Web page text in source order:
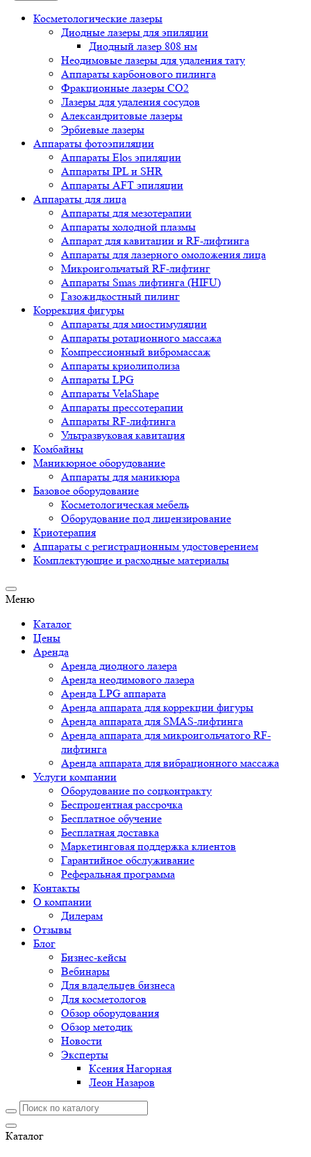
Косметологические лазеры
Диодные лазеры для эпиляции
Диодный лазер 808 нм
Неодимовые лазеры для удаления тату
Аппараты карбонового пилинга
Фракционные лазеры CO2
Лазеры для удаления сосудов
Александритовые лазеры
Эрбиевые лазеры
Аппараты фотоэпиляции
Аппараты Elos эпиляции
Аппараты IPL и SHR
Аппараты AFT эпиляции
Аппараты для лица
Аппараты для мезотерапии
Аппараты холодной плазмы
Аппарат для кавитации и RF-лифтинга
Аппараты для лазерного омоложения лица
Микроигольчатый RF-лифтинг
Аппараты Smas лифтинга (HIFU)
Газожидкостный пилинг
Коррекция фигуры
Аппараты для миостимуляции
Аппараты ротационного массажа
Компрессионный вибромассаж
Аппараты криолиполиза
Аппараты LPG
Аппараты VelaShape
Аппараты прессотерапии
Аппараты RF-лифтинга
Ультразвуковая кавитация
Комбайны
Маникюрное оборудование
Аппараты для маникюра
Базовое оборудование
Косметологическая мебель
Оборудование под лицензирование
Криотерапия
Аппараты c регистрационным удостоверением
Комплектующие и расходные материалы
Меню
Каталог
Цены
Аренда
Аренда диодного лазера
Аренда неодимового лазера
Аренда LPG аппарата
Аренда аппарата для коррекции фигуры
Аренда аппарата для SMAS-лифтинга
Аренда аппарата для микроигольчатого RF-
лифтинга
Аренда аппарата для вибрационного массажа
Услуги компании
Оборудование по соцконтракту
Беспроцентная рассрочка
Бесплатное обучение
Бесплатная доставка
Маркетинговая поддержка клиентов
Гарантийное обслуживание
Реферальная программа
Контакты
О компании
Дилерам
Отзывы
Блог
Бизнес-кейсы
Вебинары
Для владельцев бизнеса
Для косметологов
Обзор оборудования
Обзор методик
Новости
Эксперты
Ксения Нагорная
Леон Назаров
Каталог